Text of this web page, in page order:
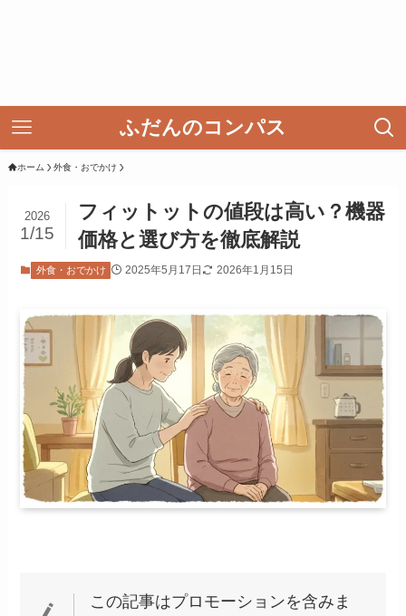
ふだんのコンパス
ホーム 外食・おでかけ
フィットットの値段は高い？機器
価格と選び方を徹底解説
2026
1/15
外食・おでかけ 2025年5月17日 2026年1月15日
この記事はプロモーションを含みま